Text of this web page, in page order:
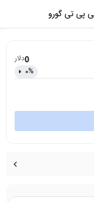
پی تی گورو
0دلار
0%